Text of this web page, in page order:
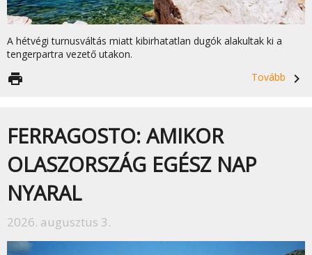
A hétvégi turnusváltás miatt kibirhatatlan dugók alakultak ki a
tengerpartra vezető utakon.
Tovább
navigate_next
print
FERRAGOSTO: AMIKOR
OLASZORSZÁG EGÉSZ NAP
NYARAL
2026. augusztus 3.